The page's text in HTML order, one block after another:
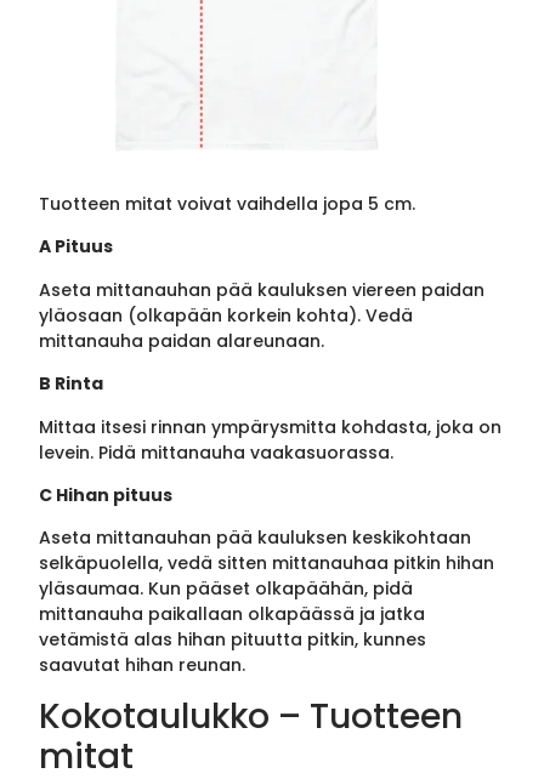
Tuotteen mitat voivat vaihdella jopa 5 cm.
A Pituus
Aseta mittanauhan pää kauluksen viereen paidan
yläosaan (olkapään korkein kohta). Vedä
mittanauha paidan alareunaan.
B Rinta
Mittaa itsesi rinnan ympärysmitta kohdasta, joka on
levein. Pidä mittanauha vaakasuorassa.
C Hihan pituus
Aseta mittanauhan pää kauluksen keskikohtaan
selkäpuolella, vedä sitten mittanauhaa pitkin hihan
yläsaumaa. Kun pääset olkapäähän, pidä
mittanauha paikallaan olkapäässä ja jatka
vetämistä alas hihan pituutta pitkin, kunnes
saavutat hihan reunan.
Kokotaulukko – Tuotteen
mitat